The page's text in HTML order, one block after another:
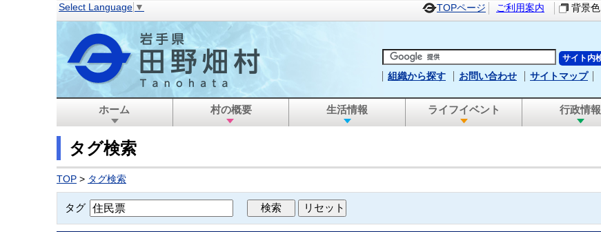
Select Language ▼ TOPページ ご利用案内 背景色
組織から探す お問い合わせ サイトマップ
ホーム 村の概要 生活情報 ライフイベント 行政情報
タグ検索
TOP > タグ検索
タグ